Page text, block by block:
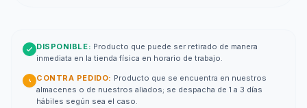
DISPONIBLE: Producto que puede ser retirado de manera
inmediata en la tienda física en horario de trabajo.
CONTRA PEDIDO: Producto que se encuentra en nuestros
almacenes o de nuestros aliados; se despacha de 1 a 3 días
hábiles según sea el caso.